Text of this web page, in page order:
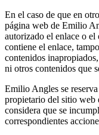
En el caso de que en
página web de Emilio
autorizado el enlace o
contiene el enlace,
contenidos
ni otros contenidos que
Emilio Angles se
propietario del sitio web
considera que se
correspondientes